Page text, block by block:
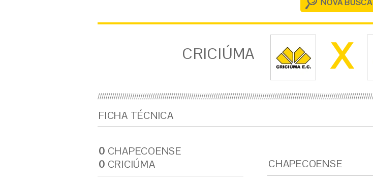
NOVA BUSCA
CRICIÚMA X
FICHA TÉCNICA
0 CHAPECOENSE
0 CRICIÚMA CHAPECOENSE